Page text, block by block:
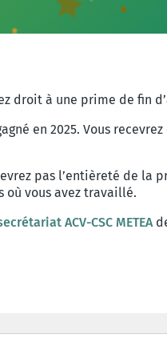
droit à une prime de fin
en 2025. Vous
pas l’entièreté de la
où vous avez travaillé.
ACV-CSC METEA